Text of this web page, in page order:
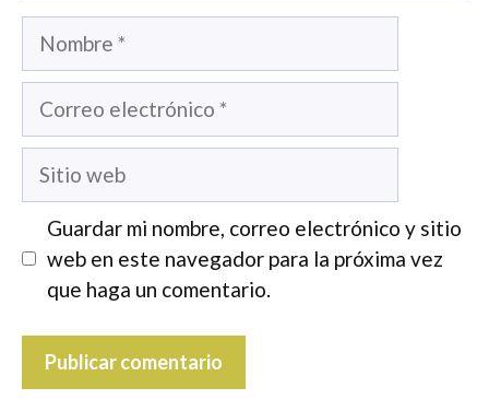
electrónico
web
Guardar mi nombre, correo electrónico y sitio
web en este navegador para la próxima vez
que haga un comentario.